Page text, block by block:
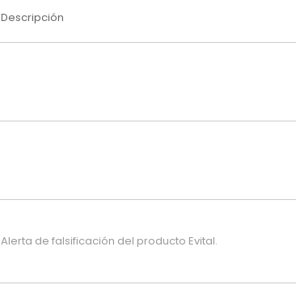
Descripción
Alerta de falsificación del producto Evital.